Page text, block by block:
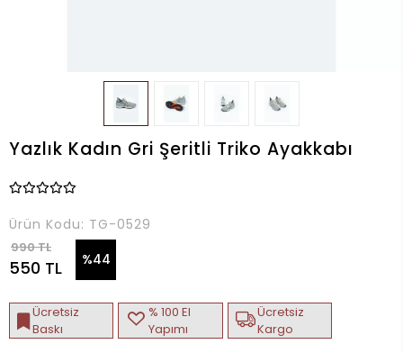
Yazlık Kadın Gri Şeritli Triko Ayakkabı
Ürün Kodu: TG-0529
990 TL
550 TL %44
Ücretsiz
Baskı
% 100 El
Yapımı
Ücretsiz
Kargo